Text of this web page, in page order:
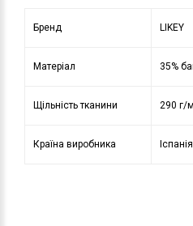
Бренд LIKEY
Матеріал 35%
Щільність тканини 290 г/
Країна виробника Іспанія